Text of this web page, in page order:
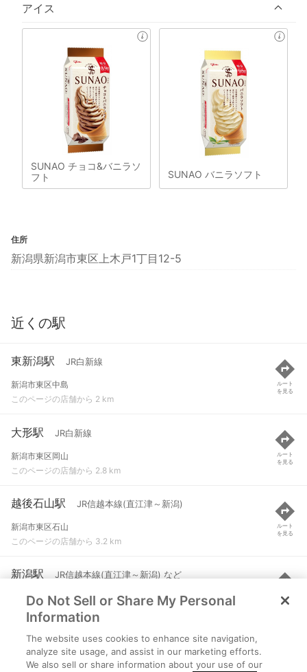
アイス
SUNAO チョコ&バニラソ
フト
SUNAO バニラソフト
住所
新潟県新潟市東区上木戸1丁目12-5
近くの駅
東新潟駅 JR白新線
新潟市東区中島
このページの店舗から 2 km
ルート
を見る
大形駅 JR白新線
新潟市東区岡山
このページの店舗から 2.8 km
ルート
を見る
越後石山駅 JR信越本線(直江津～新潟)
新潟市東区石山
このページの店舗から 3.2 km
ルート
を見る
新潟駅 JR信越本線(直江津～新潟) など
新潟市中央区花園１丁目
このページの店舗から 3.6 km
ルート
を見る
上所駅 JR越後線
新潟市中央区下所島1丁目830-3
Do Not Sell or Share My Personal
Information
The website uses cookies to enhance site navigation,
analyze site usage, and assist in our marketing efforts.
We also sell or share information about your use of our